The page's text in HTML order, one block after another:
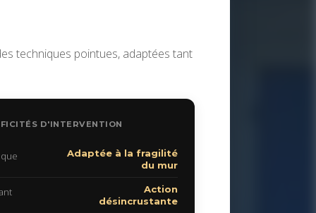
techniques pointues, adaptées tant
D'INTERVENTION
Adaptée à la fragilité
du mur
Action
désincrustante